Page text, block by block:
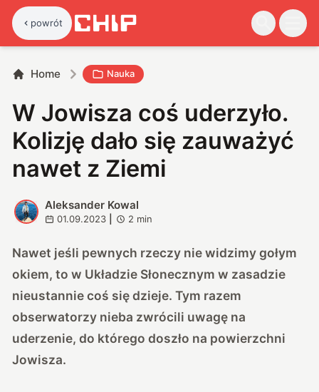
powrót
Home Nauka
W Jowisza coś uderzyło.
Kolizję dało się zauważyć
nawet z Ziemi
A
Aleksander Kowal
01.09.2023 2 min
Nawet jeśli pewnych rzeczy nie widzimy gołym
okiem, to w Układzie Słonecznym w zasadzie
nieustannie coś się dzieje. Tym razem
obserwatorzy nieba zwrócili uwagę na
uderzenie, do którego doszło na powierzchni
Jowisza.